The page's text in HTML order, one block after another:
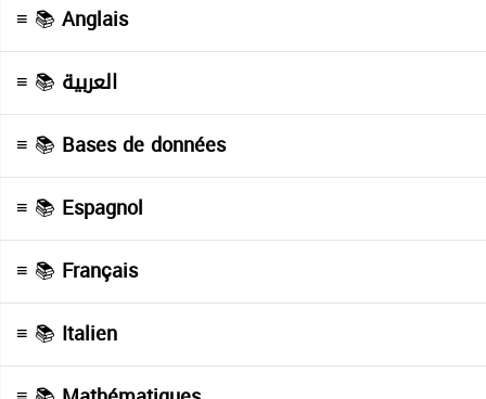
≡ 📚 Anglais
≡ 📚 العربية
≡ 📚 Bases de données
≡ 📚 Espagnol
≡ 📚 Français
≡ 📚 Italien